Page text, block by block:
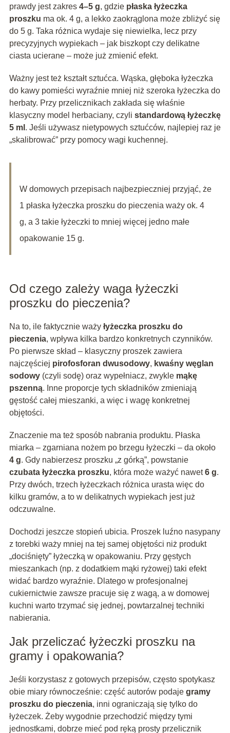
prawdy jest zakres 4–5 g, gdzie płaska łyżeczka
proszku ma ok. 4 g, a lekko zaokrąglona może zbliżyć się
do 5 g. Taka różnica wydaje się niewielka, lecz przy
precyzyjnych wypiekach – jak biszkopt czy delikatne
ciasta ucierane – może już zmienić efekt.
Ważny jest też kształt sztućca. Wąska, głęboka łyżeczka
do kawy pomieści wyraźnie mniej niż szeroka łyżeczka do
herbaty. Przy przelicznikach zakłada się właśnie
klasyczny model herbaciany, czyli standardową łyżeczkę
5 ml . Jeśli używasz nietypowych sztućców, najlepiej raz je
„skalibrować” przy pomocy wagi kuchennej.
W domowych przepisach najbezpieczniej przyjąć, że
1 płaska łyżeczka proszku do pieczenia waży ok. 4
g, a 3 takie łyżeczki to mniej więcej jedno małe
opakowanie 15 g.
Od czego zależy waga łyżeczki
proszku do pieczenia?
Na to, ile faktycznie waży łyżeczka proszku do
pieczenia, wpływa kilka bardzo konkretnych czynników.
Po pierwsze skład – klasyczny proszek zawiera
najczęściej pirofosforan dwusodowy, kwaśny węglan
sodowy(czyli sodę) oraz wypełniacz, zwykle mąkę
pszenną. Inne proporcje tych składników zmieniają
gęstość całej mieszanki, a więc i wagę konkretnej
objętości.
Znaczenie ma też sposób nabrania produktu. Płaska
miarka – zgarniana nożem po brzegu łyżeczki – da około
4 g. Gdy nabierzesz proszku „z górką”, powstanie
czubata łyżeczka proszku, która może ważyć nawet6 g.
Przy dwóch, trzech łyżeczkach różnica urasta więc do
kilku gramów, a to w delikatnych wypiekach jest już
odczuwalne.
Dochodzi jeszcze stopień ubicia. Proszek luźno nasypany
z torebki waży mniej na tej samej objętości niż produkt
„dociśnięty” łyżeczką w opakowaniu. Przy gęstych
mieszankach (np. z dodatkiem mąki ryżowej) taki efekt
widać bardzo wyraźnie. Dlatego w profesjonalnej
cukiernictwie zawsze pracuje się z wagą, a w domowej
kuchni warto trzymać się jednej, powtarzalnej techniki
nabierania.
Jak przeliczać łyżeczki proszku na
gramy i opakowania?
Jeśli korzystasz z gotowych przepisów, często spotykasz
obie miary równocześnie: część autorów podaje gramy
proszku do pieczenia, inni ograniczają się tylko do
łyżeczek. Żeby wygodnie przechodzić między tymi
jednostkami, dobrze mieć pod ręką prosty przelicznik